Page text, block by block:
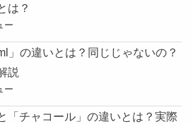
は？
ー
」の違いとは？同じじゃないの？
説
ー
「チャコール」の違いとは？実際